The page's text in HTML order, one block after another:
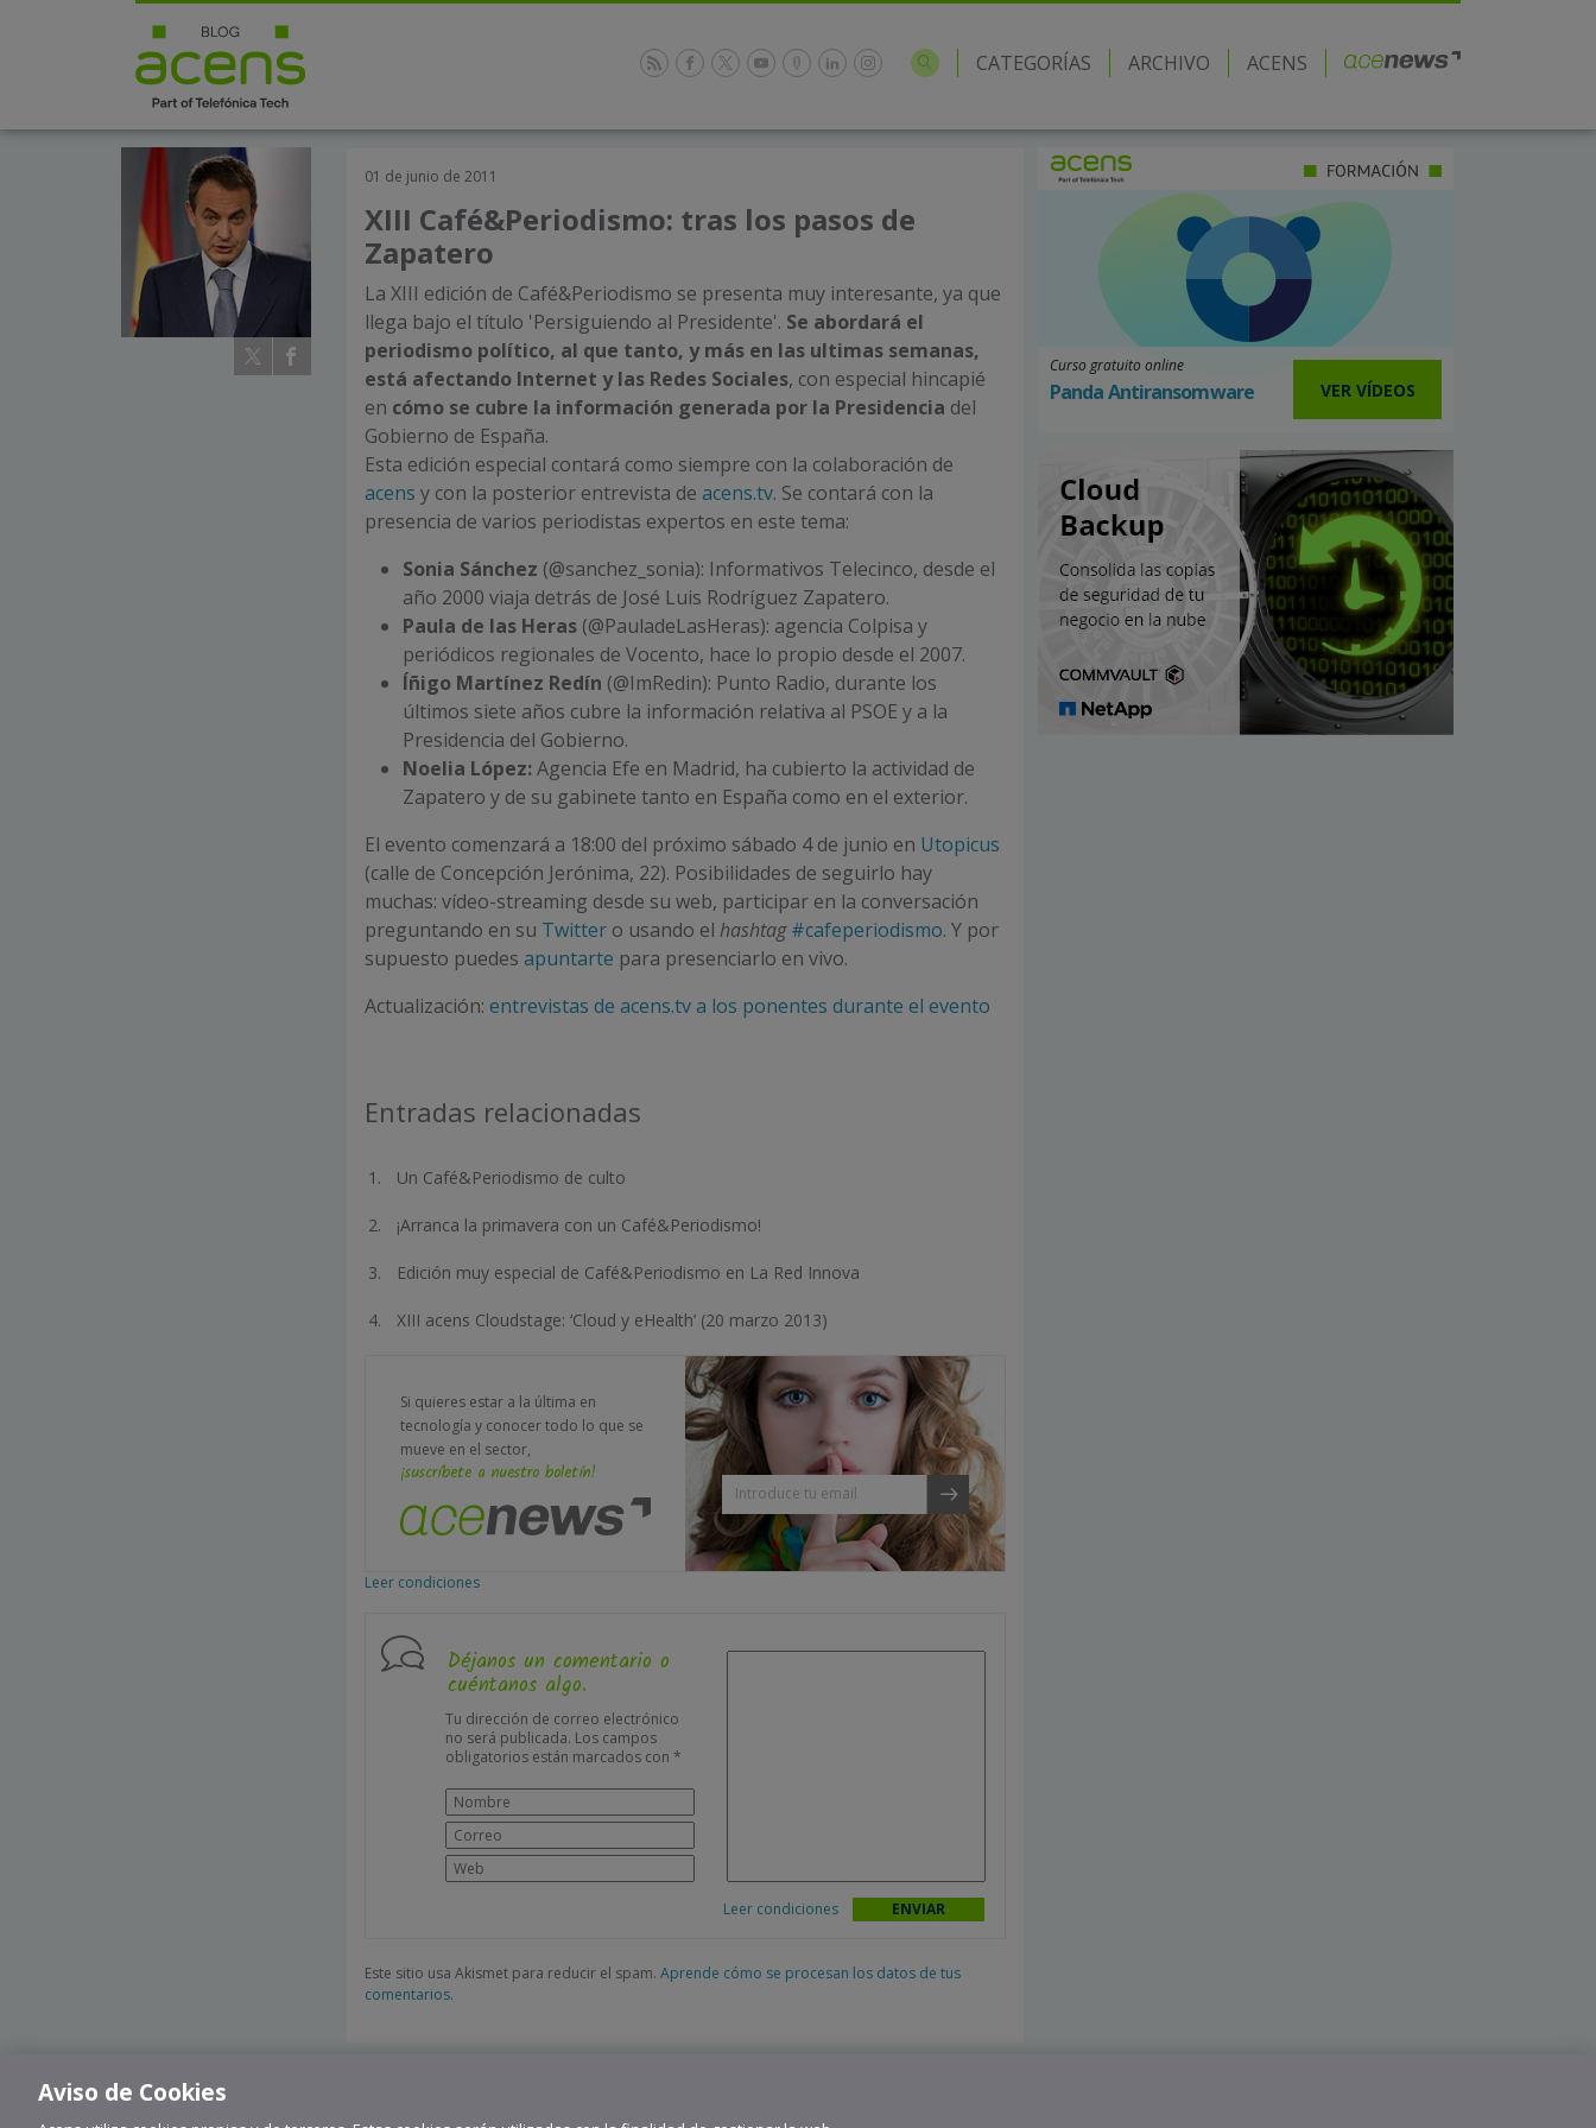
CATEGORÍAS ARCHIVO ACENS
01 de junio de 2011
XIII Café&Periodismo: tras los pasos de
Zapatero
La XIII edición de Café&Periodismo se presenta muy interesante, ya que
llega bajo el título 'Persiguiendo al Presidente'. Se abordará el
periodismo político, al que tanto, y más en las ultimas semanas,
está afectando Internet y las Redes Sociales, con especial hincapié
en cómo se cubre la información generada por la Presidencia del
Gobierno de España.
Esta edición especial contará como siempre con la colaboración de
acens y con la posterior entrevista de acens.tv. Se contará con la
presencia de varios periodistas expertos en este tema:
Sonia Sánchez (@sanchez_sonia): Informativos Telecinco, desde el
año 2000 viaja detrás de José Luis Rodríguez Zapatero.
Paula de las Heras (@PauladeLasHeras): agencia Colpisa y
periódicos regionales de Vocento, hace lo propio desde el 2007.
Íñigo Martínez Redín (@ImRedin): Punto Radio, durante los
últimos siete años cubre la información relativa al PSOE y a la
Presidencia del Gobierno.
Noelia López:Agencia Efe en Madrid, ha cubierto la actividad de
Zapatero y de su gabinete tanto en España como en el exterior.
El evento comenzará a 18:00 del próximo sábado 4 de junio en Utopicus
(calle de Concepción Jerónima, 22). Posibilidades de seguirlo hay
muchas: vídeo-streaming desde su web, participar en la conversación
preguntando en su Twitter o usando el hashtag #cafeperiodismo. Y por
supuesto puedes apuntarte para presenciarlo en vivo.
Actualización: entrevistas de acens.tv a los ponentes durante el evento
Entradas relacionadas
Un Café&Periodismo de culto
¡Arranca la primavera con un Café&Periodismo!
Edición muy especial de Café&Periodismo en La Red Innova
XIII acens Cloudstage: ‘Cloud y eHealth’ (20 marzo 2013)
Si quieres estar a la última en
tecnología y conocer todo lo que se
mueve en el sector,
¡suscríbete a nuestro boletín!
Leer condiciones
Déjanos un comentario o
cuéntanos algo.
Tu dirección de correo electrónico
no será publicada. Los campos
obligatorios están marcados con *
Leer condiciones
Este sitio usa Akismet para reducir el spam. Aprende cómo se procesan los datos de tus
comentarios.
Curso gratuito online
Panda Antiransomware VER VÍDEOS
Aviso de Cookies